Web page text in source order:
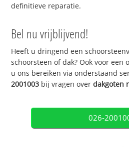
definitieve reparatie.
Bel nu vrijblijvend!
Heeft u dringend een
schoorsteen of dak? Ook voor
u ons bereiken via onderstaand
2001003 bij vragen overdakgoten
026-